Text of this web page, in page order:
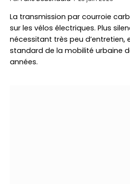
La transmission par courroie
sur les vélos électriques. Plus
nécessitant très peu d’entretien,
standard de la mobilité urbaine
années.